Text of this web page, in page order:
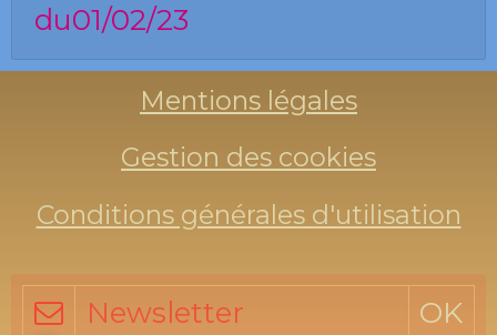
du01/02/23
Mentions légales
Gestion des cookies
Conditions générales d'utilisation